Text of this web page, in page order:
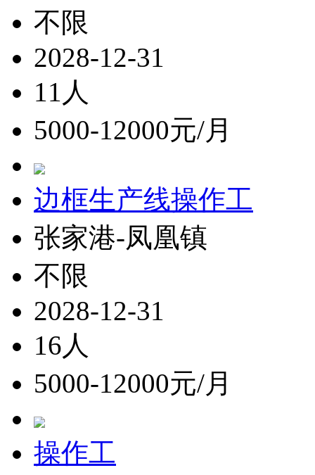
不限
2028-12-31
11人
5000-12000元/月
边框生产线操作工
张家港-凤凰镇
不限
2028-12-31
16人
5000-12000元/月
操作工